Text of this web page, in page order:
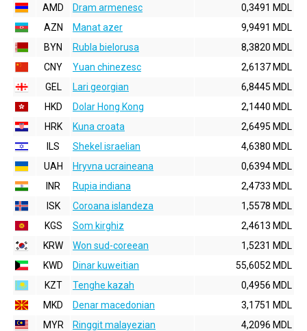
AMD
Dram armenesc
0,3491 MDL
AZN
Manat azer
9,9491 MDL
BYN
Rubla bielorusa
8,3820 MDL
CNY
Yuan chinezesc
2,6137 MDL
GEL
Lari georgian
6,8445 MDL
HKD
Dolar Hong Kong
2,1440 MDL
HRK
Kuna croata
2,6495 MDL
ILS
Shekel israelian
4,6380 MDL
UAH
Hryvna ucraineana
0,6394 MDL
INR
Rupia indiana
2,4733 MDL
ISK
Coroana islandeza
1,5578 MDL
KGS
Som kirghiz
2,4613 MDL
KRW
Won sud-coreean
1,5231 MDL
KWD
Dinar kuweitian
55,6052 MDL
KZT
Tenghe kazah
0,4956 MDL
MKD
Denar macedonian
3,1751 MDL
MYR
Ringgit malayezian
4,2096 MDL